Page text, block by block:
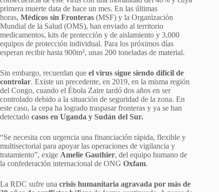
primera muerte data de hace un mes. En las últimas
horas, Médicos sin Fronteras (MSF) y la Organización
Mundial de la Salud (OMS), han enviado al territorio
medicamentos, kits de protección y de aislamiento y 3.000
equipos de protección individual. Para los próximos días
esperan recibir hasta 900m³, unas 200 toneladas de material.
Sin embargo, recuerdan que el virus sigue siendo difícil de
controlar. Existe un precedente, en 2019, en la misma región
del Congo, cuando el Ébola Zaire tardó dos años en ser
controlado debido a la situación de seguridad de la zona. En
este caso, la cepa ha logrado traspasar fronteras y ya se han
detectado casos en Uganda y Sudán del Sur.
“Se necesita con urgencia una financiación rápida, flexible y
multisectorial para apoyar las operaciones de vigilancia y
tratamiento”, exige Amelie Gauthier, del equipo humano de
la confederación internacional de ONG Oxfam.
La RDC sufre una crisis humanitaria agravada por más de